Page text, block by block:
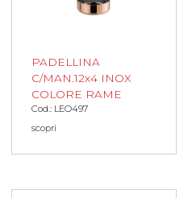
PADELLINA
C/MAN.12x4 INOX
COLORE RAME
Cod.: LEO497
scopri